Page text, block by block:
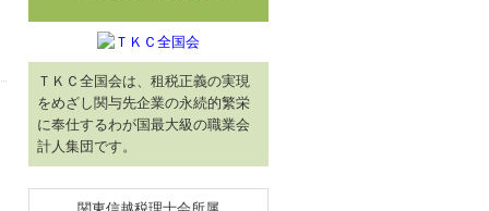
ＴＫＣ全国会は、租税正義の実現
をめざし関与先企業の永続的繁栄
に奉仕するわが国最大級の職業会
計人集団です。